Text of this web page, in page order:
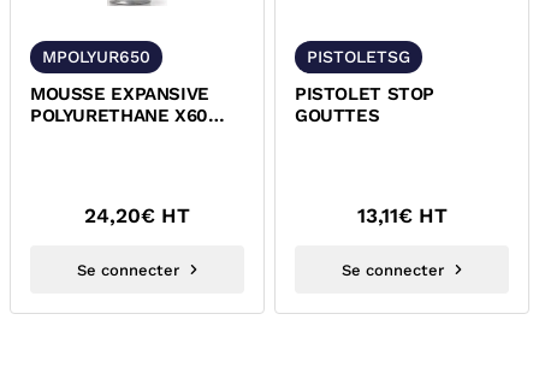
MPOLYUR650
MOUSSE EXPANSIVE
POLYURETHANE X60
24,20€ HT
Se connecter
PISTOLETSG
PISTOLET STOP
GOUTTES
13,11€ HT
Se connecter